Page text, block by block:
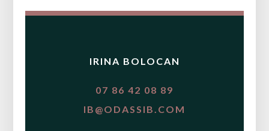
IRINA BOLOCAN
07 86 42 08 89
IB@ODASSIB.COM